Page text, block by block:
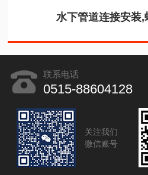
水下管道连接安装,
联系电话
0515-88604128
关注我们
微信账号